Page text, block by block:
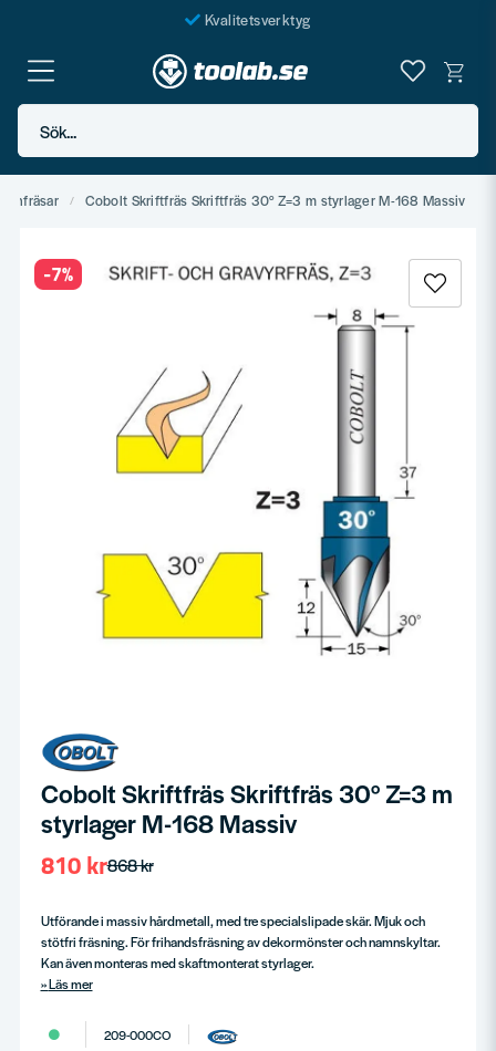
Kvalitetsverktyg
Fraktfritt över 999 SEK*
En järnhandel för alla
Sök...
Cobolt Skriftfräs Skriftfräs 30° Z=3 m styrlager M-168 Massiv
-7%
Cobolt Skriftfräs Skriftfräs 30° Z=3 m
styrlager M-168 Massiv
868 kr
810 kr
Utförande i massiv hårdmetall, med tre specialslipade skär. Mjuk och
stötfri fräsning. För frihandsfräsning av dekormönster och namnskyltar.
Kan även monteras med skaftmonterat styrlager.
Läs mer
209-000CO